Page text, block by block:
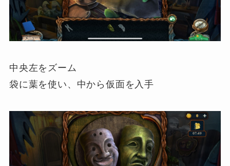
中央左をズーム
袋に葉を使い、中から仮面を入手